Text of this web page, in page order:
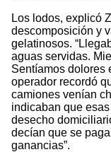
Los lodos, explicó
descomposición y
gelatinosos.
aguas servidas.
Sentíamos dolores
operador recordó
camiones venían
indicaban que
desecho
decían que se
ganancias”.